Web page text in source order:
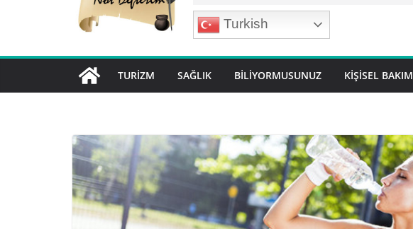
Turkish
TURIZM SAĞLIK BILIYORMUSUNUZ KIŞISEL BAKIM